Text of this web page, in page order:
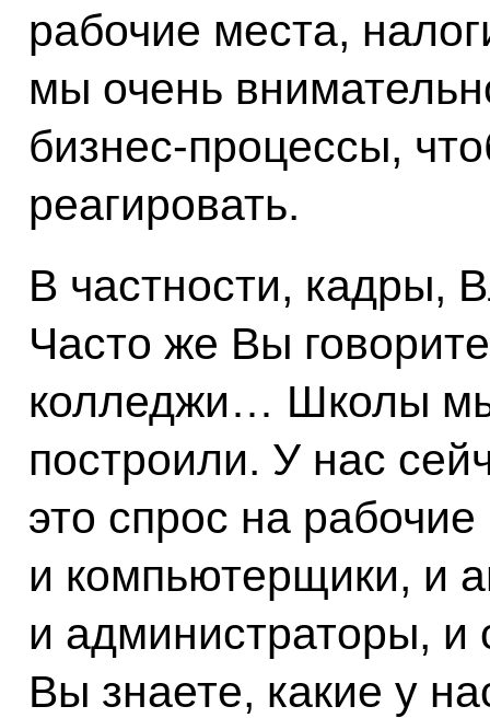
рабочие места,
мы очень
бизнес-процессы,
реагировать.
В частности, кадры,
Часто же Вы
колледжи… Школы
построили. У нас
это спрос на
и компьютерщики, и
и администраторы, и
Вы знаете, какие у